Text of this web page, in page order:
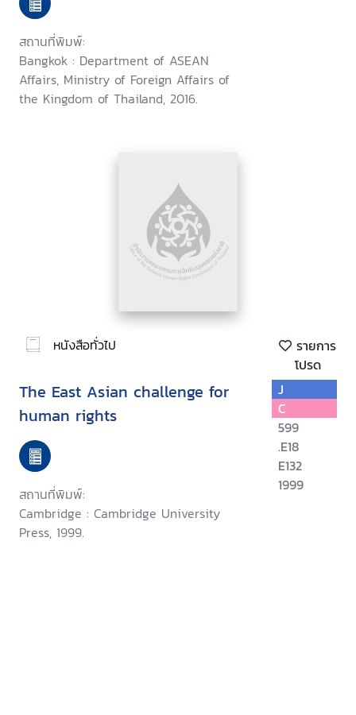
สถานที่พิมพ์:
Bangkok : Department of ASEAN
Affairs, Ministry of Foreign Affairs of
the Kingdom of Thailand, 2016.
หนังสือทั่วไป
รายการ
โปรด
The East Asian challenge for
human rights
สถานที่พิมพ์:
Cambridge : Cambridge University
Press, 1999.
J
C
599
.E18
E132
1999